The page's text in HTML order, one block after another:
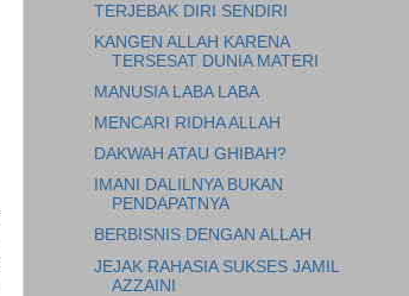
TERJEBAK DIRI SENDIRI
KANGEN ALLAH KARENA
TERSESAT DUNIA MATERI
MANUSIA LABA LABA
MENCARI RIDHA ALLAH
DAKWAH ATAU GHIBAH?
IMANI DALILNYA BUKAN
PENDAPATNYA
BERBISNIS DENGAN ALLAH
JEJAK RAHASIA SUKSES JAMIL
AZZAINI